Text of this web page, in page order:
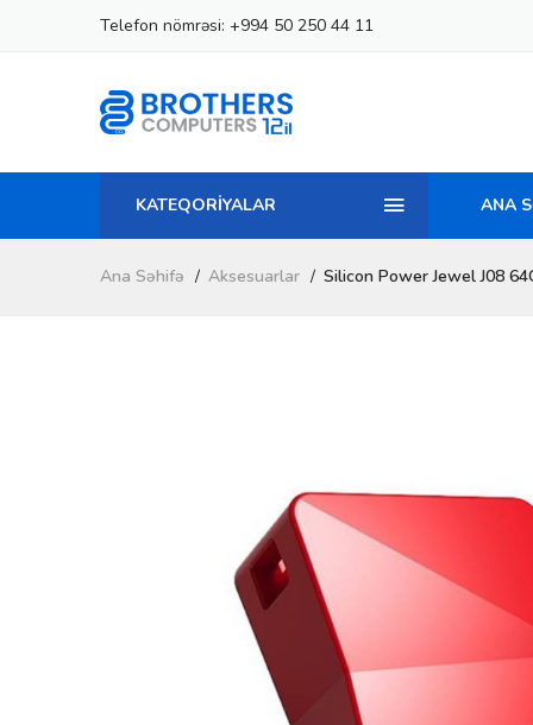
Telefon nömrəsi: +994 50 250 44 11
KATEQORİYALAR ANA
Ana Səhifə Aksesuarlar Silicon Power Jewel J08